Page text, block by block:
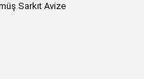
Sarkıt Avize